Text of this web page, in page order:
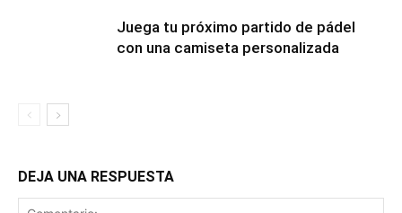
Juega tu próximo partido de pádel
con una camiseta personalizada
DEJA UNA RESPUESTA